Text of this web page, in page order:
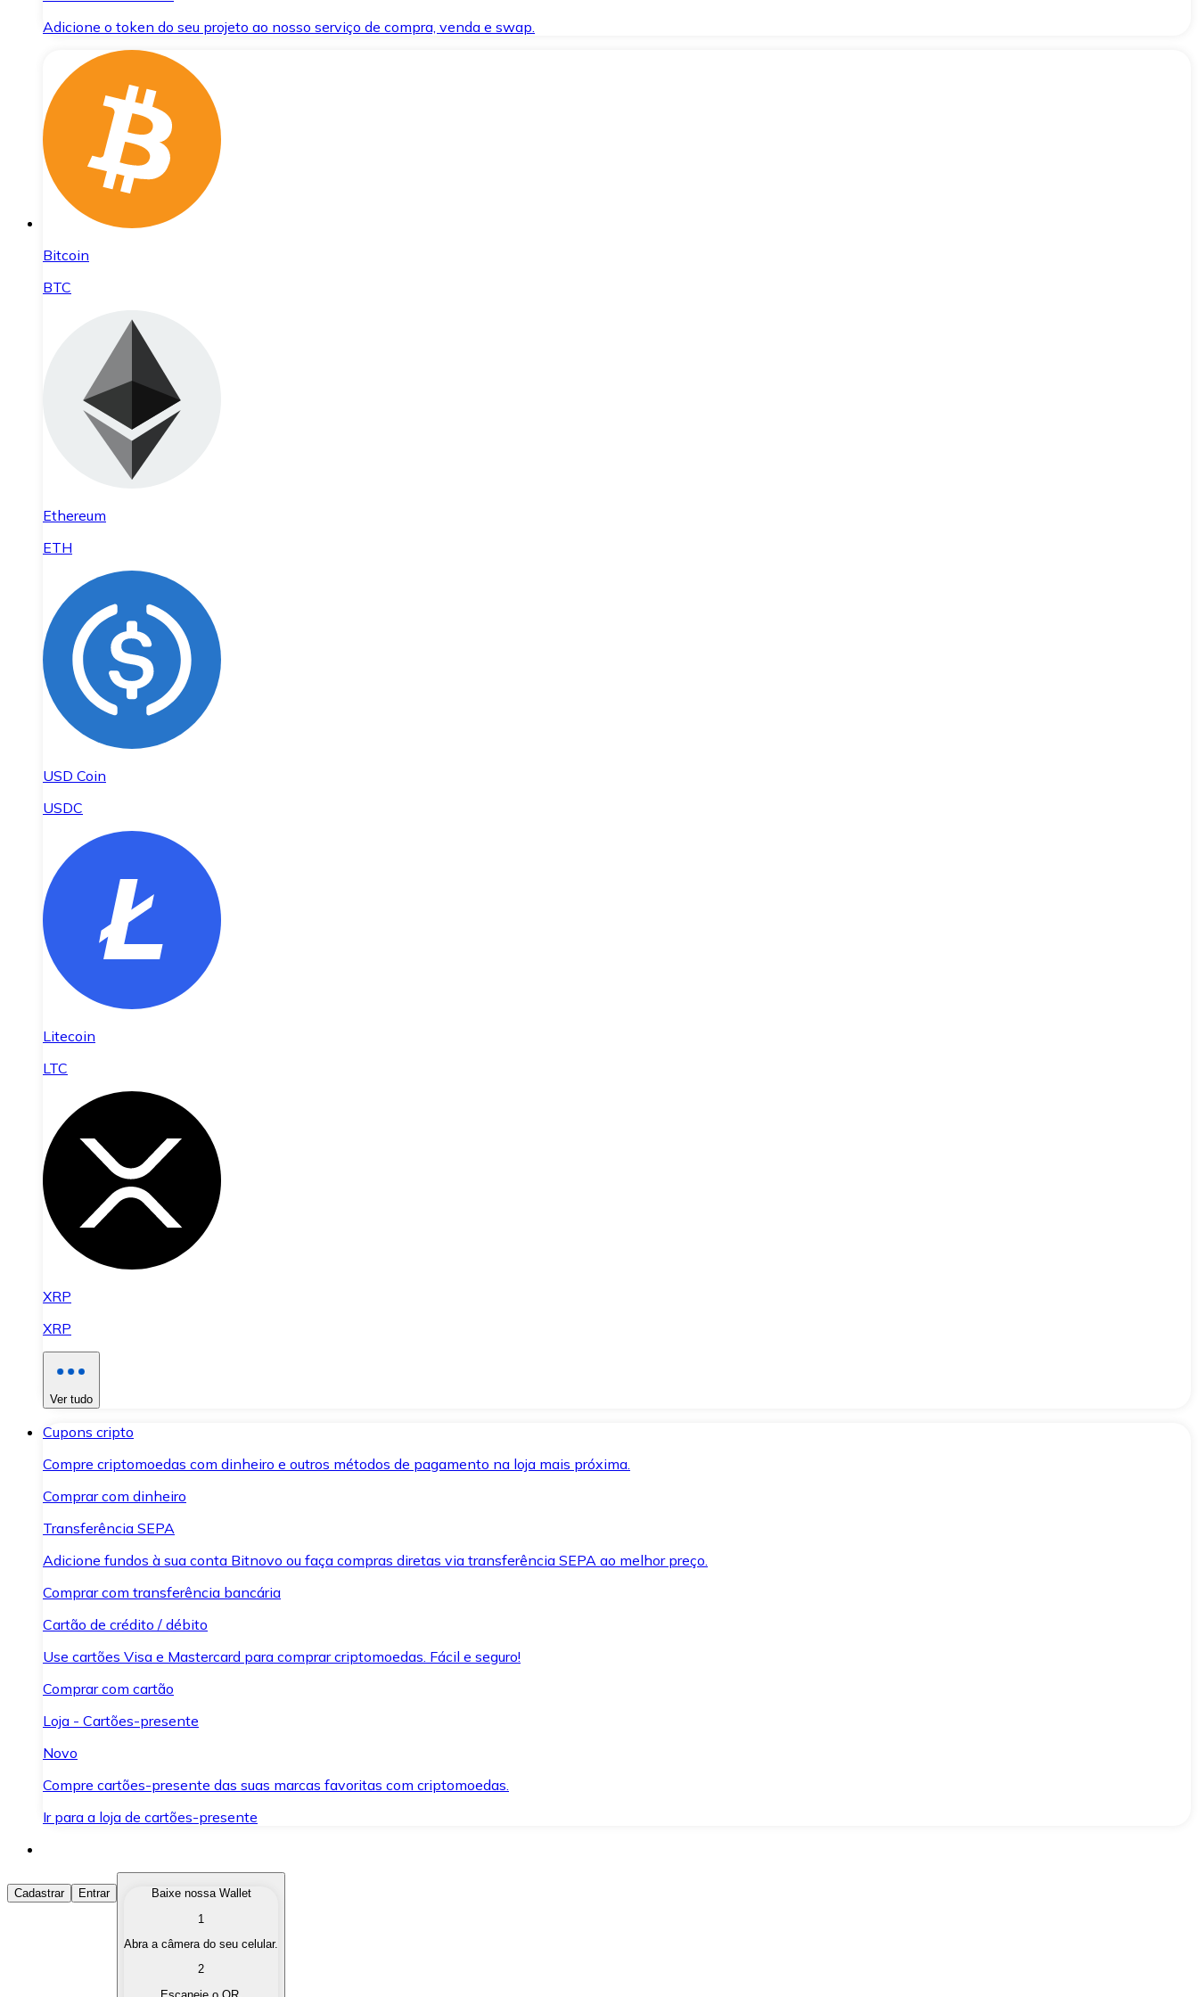
Adicione o token do seu projeto ao nosso serviço de compra, venda e swap.
Bitcoin
BTC
Ethereum
ETH
USD Coin
USDC
Litecoin
LTC
XRP
XRP
Ver tudo
Cupons cripto
Compre criptomoedas com dinheiro e outros métodos de pagamento na loja mais próxima.
Comprar com dinheiro
Transferência SEPA
Adicione fundos à sua conta Bitnovo ou faça compras diretas via transferência SEPA ao melhor preço.
Comprar com transferência bancária
Cartão de crédito / débito
Use cartões Visa e Mastercard para comprar criptomoedas. Fácil e seguro!
Comprar com cartão
Loja - Cartões-presente
Novo
Compre cartões-presente das suas marcas favoritas com criptomoedas.
Ir para a loja de cartões-presente
Comprar Criptomoedas
Compre as criptomoedas de seu interesse de forma rápida e segura.
Converta suas criptomoedas em moeda fiduciária quando precisar.
Cadastrar Entrar
Baixe nossa Wallet
1
Abra a câmera do seu celular.
2